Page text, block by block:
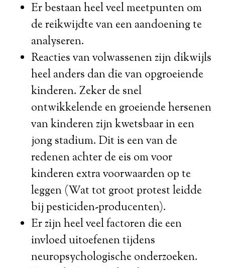
Er bestaan heel veel meetpunten om
de reikwijdte van een aandoening te
analyseren.
Reacties van volwassenen zijn dikwijls
heel anders dan die van opgroeiende
kinderen. Zeker de snel
ontwikkelende en groeiende hersenen
van kinderen zijn kwetsbaar in een
jong stadium. Dit is een van de
redenen achter de eis om voor
kinderen extra voorwaarden op te
leggen (Wat tot groot protest leidde
bij pesticiden-producenten).
Er zijn heel veel factoren die een
invloed uitoefenen tijdens
neuropsychologische onderzoeken.